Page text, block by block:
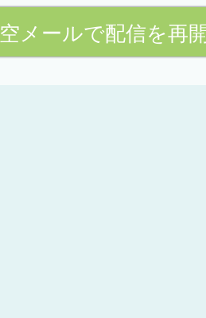
空メールで配信を再